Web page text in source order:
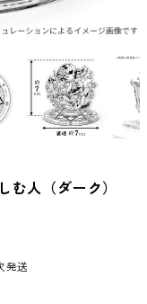
む人（ダーク）
発送